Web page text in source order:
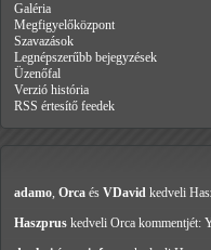
Galéria
Megfigyelőközpont
Szavazások
Legnépszerűbb bejegyzések
Üzenőfal
Verzió história
RSS értesítő feedek
adamo, Orca és VDavid kedveli
Haszprus kedveli Orca kommentjét: